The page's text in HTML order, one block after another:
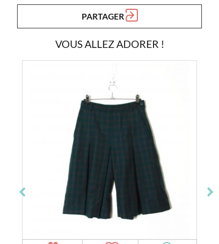
PARTAGER
VOUS ALLEZ ADORER !